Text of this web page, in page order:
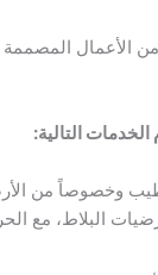
المصممة
التالية:
وخصوصاً من
البلاط، مع